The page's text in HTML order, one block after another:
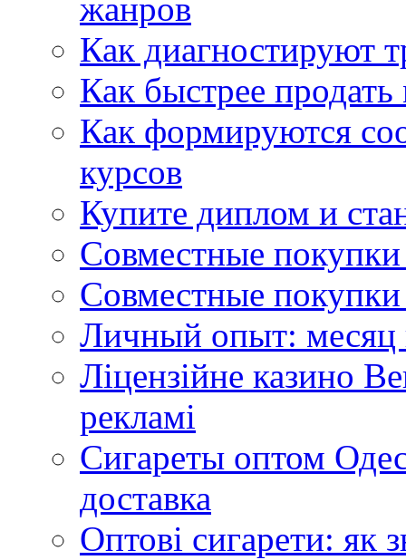
жанров
Как диагностируют
Как быстрее
Как формируются
курсов
Купите диплом и
Совместные
Совместные покупки
Личный опыт: месяц
Ліцензійне казино
рекламі
Сигареты оптом
доставка
Оптові сигарети: як